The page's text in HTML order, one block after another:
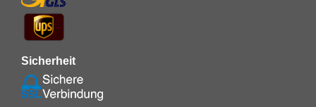
Sicherheit